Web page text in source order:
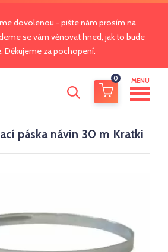
dovolenou - pište nám prosím na
se vám věnovat hned, jak to bude
Děkujeme za pochopení.
0 MENU
páska návin 30 m Kratki